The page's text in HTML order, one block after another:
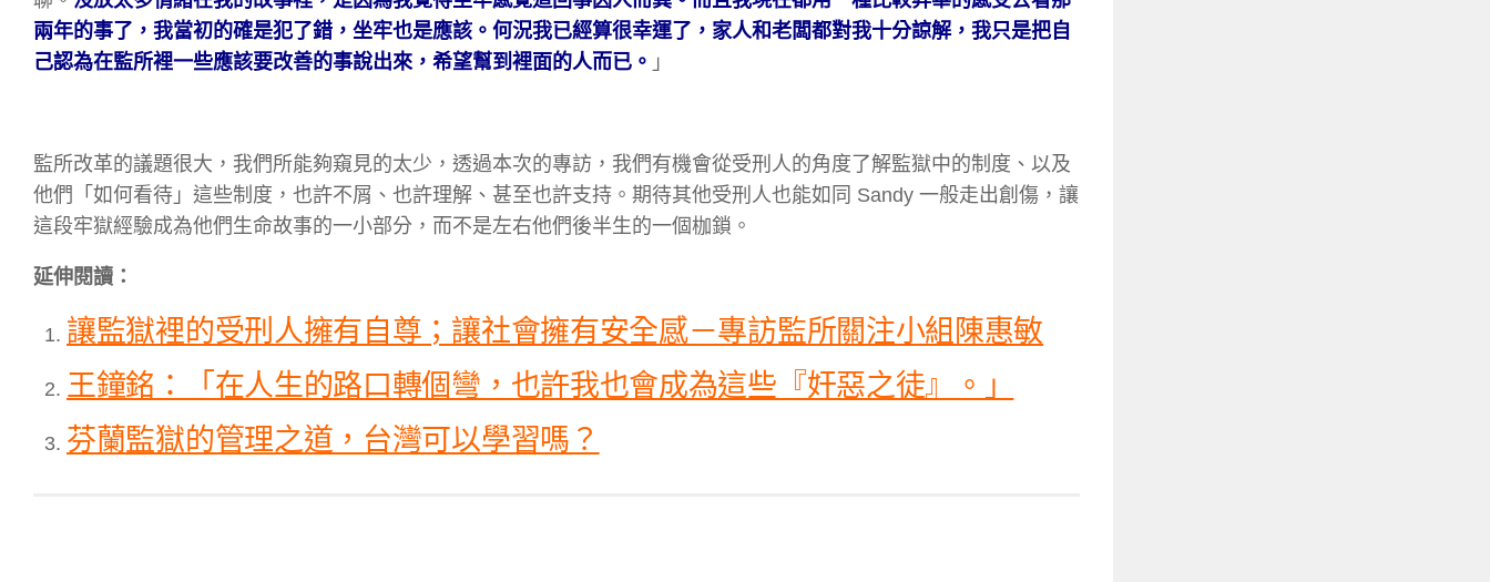
兩年的事了，我當初的確是犯了錯，坐牢也是應該。何況我已經算很幸運了，家人和老闆都對我十分諒解，我只是把自
己認為在監所裡一些應該要改善的事說出來，希望幫到裡面的人而已。 」
監所改革的議題很大，我們所能夠窺見的太少，透過本次的專訪，我們有機會從受刑人的角度了解監獄中的制度、以及
他們「如何看待」這些制度，也許不屑、也許理解、甚至也許支持。期待其他受刑人也能如同 Sandy 一般走出創傷，讓
這段牢獄經驗成為他們生命故事的一小部分，而不是左右他們後半生的一個枷鎖。
延伸閱讀：
讓監獄裡的受刑人擁有自尊；讓社會擁有安全感－專訪監所關注小組陳惠敏
王鐘銘：「在人生的路口轉個彎，也許我也會成為這些『奸惡之徒』。」
芬蘭監獄的管理之道，台灣可以學習嗎？